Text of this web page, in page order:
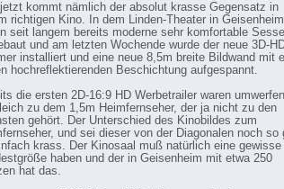
kommt nämlich der absolut krasse Gegensatz in
richtigen Kino. In dem Linden-Theater in Geisenheim
seit langem bereits moderne sehr komfortable Sessel
und am letzten Wochende wurde der neue 3D-
installiert und eine neue 8,5m breite Bildwand mit
hochreflektierenden Beschichtung aufgespannt.
die ersten 2D-16:9 HD Werbetrailer waren
zu dem 1,5m Heimfernseher, der ja nicht zu den
gehört. Der Unterschied des Kinobildes zum
und sei dieser von der Diagonalen noch so
krass. Der Kinosaal muß natürlich eine gewisse
haben und der in Geisenheim mit etwa 250
hat das.